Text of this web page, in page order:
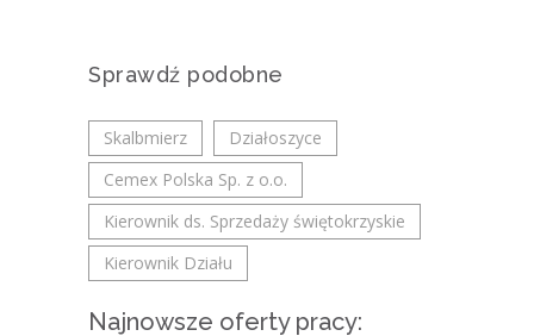
Sprawdź podobne
Skalbmierz
Działoszyce
Cemex Polska Sp. z o.o.
Kierownik ds. Sprzedaży świętokrzyskie
Kierownik Działu
Najnowsze oferty pracy: